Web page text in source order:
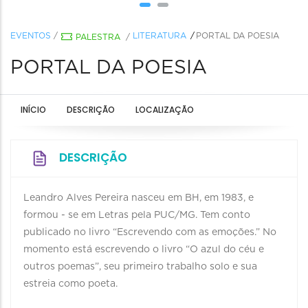
EVENTOS / PALESTRA / LITERATURA PORTAL DA POESIA
PORTAL DA POESIA
INÍCIO DESCRIÇÃO LOCALIZAÇÃO
DESCRIÇÃO
Leandro Alves Pereira nasceu em BH, em 1983, e
formou - se em Letras pela PUC/MG. Tem conto
publicado no livro “Escrevendo com as emoções.” No
momento está escrevendo o livro “O azul do céu e
outros poemas”, seu primeiro trabalho solo e sua
estreia como poeta.